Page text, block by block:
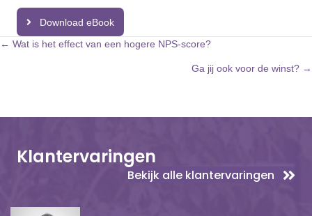
Download eBook
Posts
← Wat is het effect van een hogere NPS-score?
Ga jij ook voor de winst? →
Klantervaringen
Bekijk alle klantervaringen